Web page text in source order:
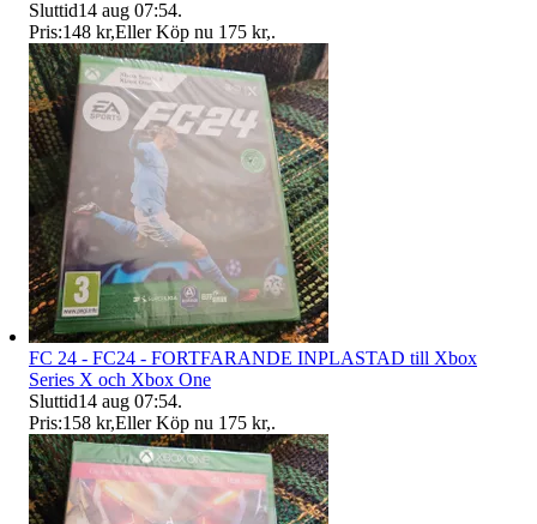
Sluttid14 aug 07:54.
Pris:148 kr,Eller Köp nu 175 kr,.
FC 24 - FC24 - FORTFARANDE INPLASTAD till Xbox
Series X och Xbox One
Sluttid14 aug 07:54.
Pris:158 kr,Eller Köp nu 175 kr,.